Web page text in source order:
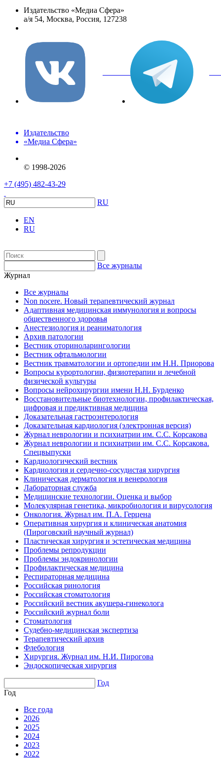
Издательство «Медиа Сфера»
а/я 54, Москва, Россия, 127238
вКонтакте
Издательство
«Медиа Сфера»
© 1998-2026
+7 (495) 482-43-29
RU
EN
RU
Все журналы
Журнал
Все журналы
Non nocere. Новый терапевтический журнал
Адаптивная медицинская иммунология и вопросы
общественного здоровья
Анестезиология и реаниматология
Архив патологии
Вестник оториноларингологии
Вестник офтальмологии
Вестник травматологии и ортопедии им Н.Н. Приорова
Вопросы курортологии, физиотерапии и лечебной
физической культуры
Вопросы нейрохирургии имени Н.Н. Бурденко
Восстановительные биотехнологии, профилактическая,
цифровая и предиктивная медицина
Доказательная гастроэнтерология
Доказательная кардиология (электронная версия)
Журнал неврологии и психиатрии им. С.С. Корсакова
Журнал неврологии и психиатрии им. С.С. Корсакова.
Спецвыпуски
Кардиологический вестник
Кардиология и сердечно-сосудистая хирургия
Клиническая дерматология и венерология
Лабораторная служба
Медицинские технологии. Оценка и выбор
Молекулярная генетика, микробиология и вирусология
Онкология. Журнал им. П.А. Герцена
Оперативная хирургия и клиническая анатомия
(Пироговский научный журнал)
Пластическая хирургия и эстетическая медицина
Проблемы репродукции
Проблемы эндокринологии
Профилактическая медицина
Респираторная медицина
Российская ринология
Российская стоматология
Российский вестник акушера-гинеколога
Российский журнал боли
Стоматология
Судебно-медицинская экспертиза
Терапевтический архив
Флебология
Хирургия. Журнал им. Н.И. Пирогова
Эндоскопическая хирургия
Год
Год
Все года
2026
2025
2024
2023
2022